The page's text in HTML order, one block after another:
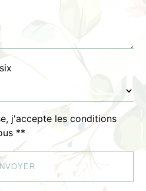
j'accepte les conditions
**